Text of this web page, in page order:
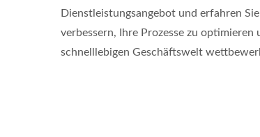
Dienstleistungsangebot und erfahren
verbessern, Ihre Prozesse zu
schnelllebigen Geschäftswelt